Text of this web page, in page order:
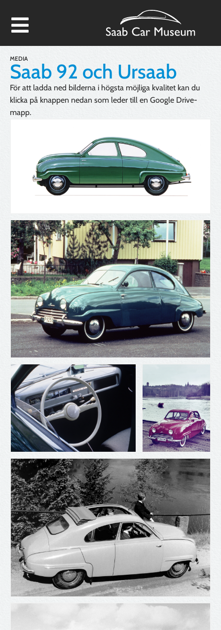
MEDIA
Saab 92 och Ursaab
För att ladda ned bilderna i högsta möjliga kvalitet kan du
klicka på knappen nedan som leder till en Google Drive-
mapp.